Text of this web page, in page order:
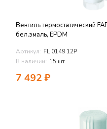
Вентиль термостатический
бел.эмаль, EPDM
Артикул: FL 0149 12P
В наличии: 15 шт
7 492₽